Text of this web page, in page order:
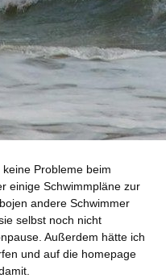
Probleme beim
einige Schwimmpläne zur
andere Schwimmer
selbst noch nicht
Außerdem hätte ich
und auf die homepage